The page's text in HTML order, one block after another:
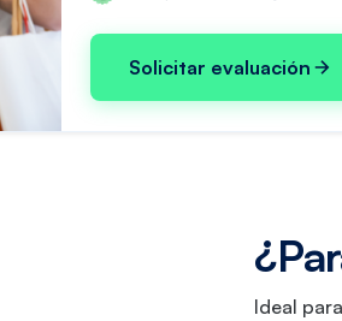
Solicitar evaluación
Ideal